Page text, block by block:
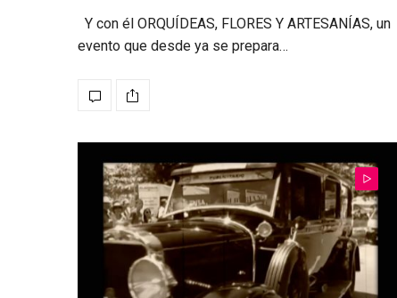
Y con él ORQUÍDEAS, FLORES Y ARTESANÍAS, un
evento que desde ya se prepara…